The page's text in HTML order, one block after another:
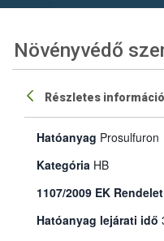
Növényvédő
Részletes
Hatóanyag Prosulfuron
Kategória HB
1107/2009 EK
Hatóanyag lejárati idő